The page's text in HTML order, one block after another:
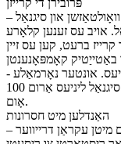
פּרובירן די קרייזן
– ניצט אַ מולטי-מעטער צו קאָנטראָלירן צי די וואָולטאַזשן און סיגנאַל
אויב עס זענען קלאָרע
ברעט, קען עס זיין
- מעסט דעם קעגנשטעל פון יעדן פּאָר סיגנאַל ליניעס. אונטער נאָרמאַלע
אומשטענדן איז דער קעגנשטעל פון יעדן פּאָר סיגנאַל ליניעס אַרום 100
אָום.
האַנדלען מיט חסרונות
– אויב דער עקראַן פליקערט צוליב אַ פּראָבלעם מיטן עקראַן דרייווער